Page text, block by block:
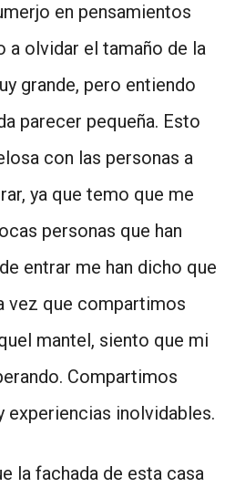
en pensamientos
a olvidar el tamaño de la
grande, pero entiendo
parecer pequeña. Esto
con las personas a
ya que temo que me
personas que han
entrar me han dicho que
vez que compartimos
mantel, siento que mi
Compartimos
inolvidables.
la fachada de esta casa